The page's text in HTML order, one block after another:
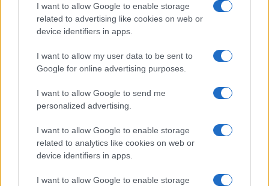
I want to allow Google to enable storage
related to advertising like cookies on web or
device identifiers in apps.
I want to allow my user data to be sent to
Google for online advertising purposes.
I want to allow Google to send me
personalized advertising.
I want to allow Google to enable storage
related to analytics like cookies on web or
device identifiers in apps.
I want to allow Google to enable storage
avere e come usarlo
Greta Salvati · 7 Ago 2026